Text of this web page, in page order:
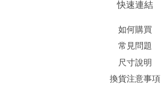
快速連結
如何購買
常見問題
尺寸說明
換貨注意事項